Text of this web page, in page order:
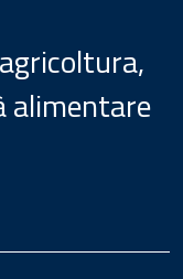
alimentare